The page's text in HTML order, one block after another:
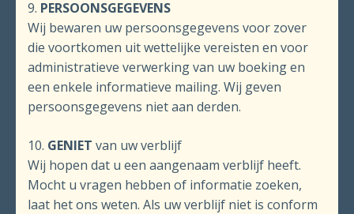
9. PERSOONSGEGEVENS
Wij bewaren uw persoonsgegevens voor zover
die voortkomen uit wettelijke vereisten en voor
administratieve verwerking van uw boeking en
een enkele informatieve mailing. Wij geven
persoonsgegevens niet aan derden.
10. GENIET van uw verblijf
Wij hopen dat u een aangenaam verblijf heeft.
Mocht u vragen hebben of informatie zoeken,
laat het ons weten. Als uw verblijf niet is conform